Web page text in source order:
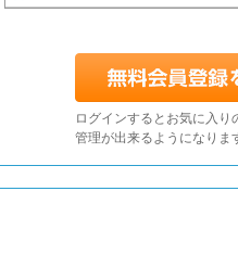
ログインするとお気に入り
管理が出来るようになりま